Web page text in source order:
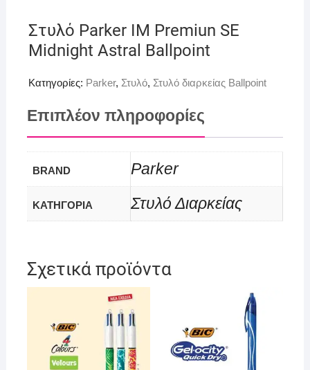
Στυλό Parker IM Premiun SE
Midnight Astral Ballpoint
Κατηγορίες: Parker, Στυλό, Στυλό διαρκείας Ballpoint
Επιπλέον πληροφορίες
BRAND Parker
ΚΑΤΗΓΟΡΙΑ Στυλό Διαρκείας
Σχετικά προϊόντα